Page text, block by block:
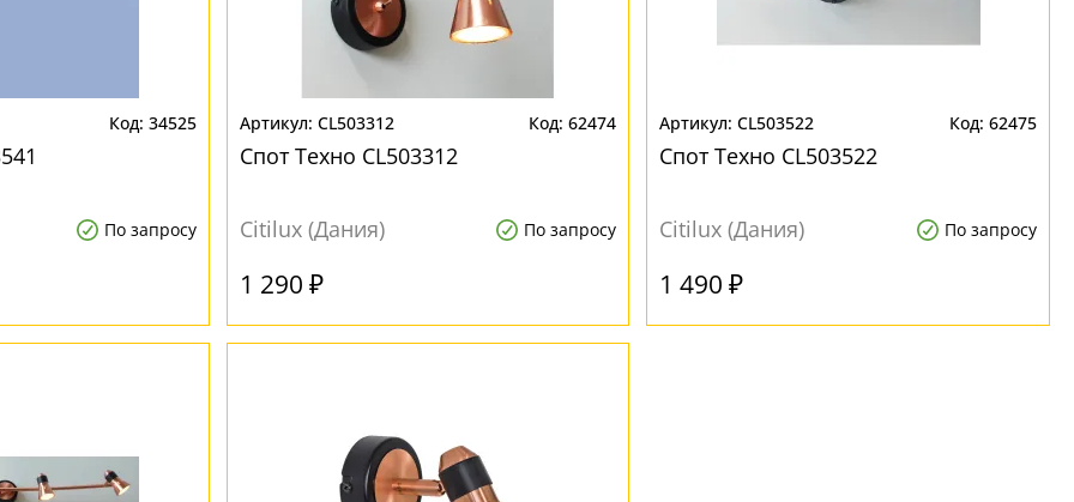
34525
По запросу
CL503312 62474
Спот Техно CL503312
Citilux (Дания) По запросу
1 290 ₽
CL503522 62475
Спот Техно CL503522
Citilux (Дания) По запросу
1 490 ₽